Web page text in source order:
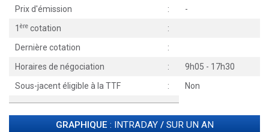
Prix d'émission
:
-
1 ère cotation
:
Dernière cotation
:
Horaires de négociation
:
9h05 - 17h30
Sous-jacent éligible à la TTF
: Non
GRAPHIQUE : INTRADAY/ SUR UN AN